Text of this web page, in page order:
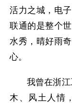
活力之城，电
联通的是整个
水秀，晴好雨
心。
我曾在浙江
木、风土人情